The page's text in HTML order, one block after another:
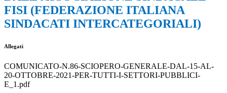
FISI (FEDERAZIONE ITALIANA
SINDACATI INTERCATEGORIALI)
Allegati
COMUNICATO-N.86-SCIOPERO-GENERALE-DAL-15-AL-
20-OTTOBRE-2021-PER-TUTTI-I-SETTORI-PUBBLICI-
E_1.pdf